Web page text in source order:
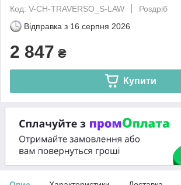
Код: V-CH-TRAVERSO_S-LAW
Роздріб
Відправка з 16 серпня 2026
2 847 ₴
Купити